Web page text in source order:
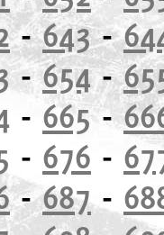
-643-
-654-
- 665-
- 676 -
-687-